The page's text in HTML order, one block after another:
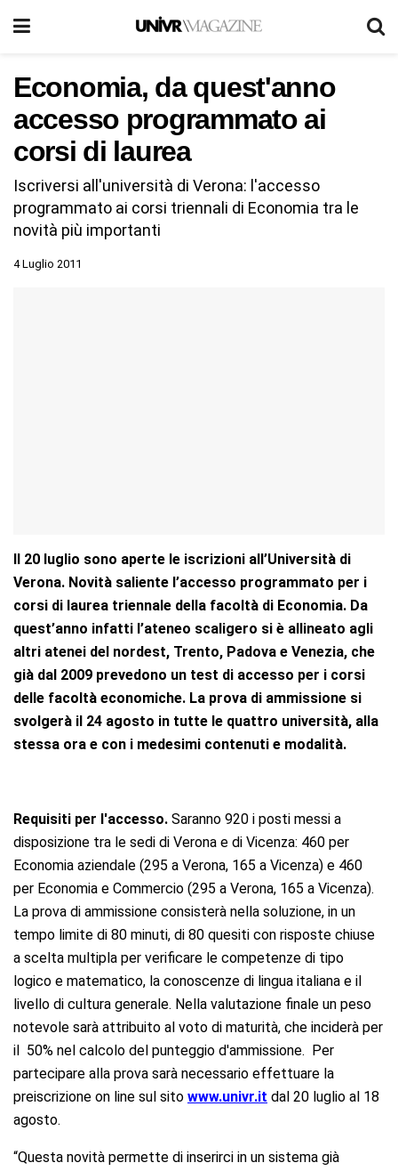
Economia, da quest'anno
accesso programmato ai
corsi di laurea
Iscriversi all'università di Verona: l'accesso
programmato ai corsi triennali di Economia tra le
novità più importanti
4 Luglio 2011
Il 20 luglio sono aperte le iscrizioni all’Università di
Verona. Novità saliente l’accesso programmato per i
corsi di laurea triennale della facoltà di Economia. Da
quest’anno infatti l’ateneo scaligero si è allineato agli
altri atenei del nordest, Trento, Padova e Venezia, che
già dal 2009 prevedono un test di accesso per i corsi
delle facoltà economiche. La prova di ammissione si
svolgerà il 24 agosto in tutte le quattro università, alla
stessa ora e con i medesimi contenuti e modalità.
Requisiti per l'accesso. Saranno 920 i posti messi a
disposizione tra le sedi di Verona e di Vicenza: 460 per
Economia aziendale (295 a Verona, 165 a Vicenza) e 460
per Economia e Commercio (295 a Verona, 165 a Vicenza).
La prova di ammissione consisterà nella soluzione, in un
tempo limite di 80 minuti, di 80 quesiti con risposte chiuse
a scelta multipla per verificare le competenze di tipo
logico e matematico, la conoscenze di lingua italiana e il
livello di cultura generale. Nella valutazione finale un peso
notevole sarà attribuito al voto di maturità, che inciderà per
il 50% nel calcolo del punteggio d'ammissione. Per
partecipare alla prova sarà necessario effettuare la
preiscrizione on line sul sito www.univr.it dal 20 luglio al 18
agosto.
“Questa novità permette di inserirci in un sistema già